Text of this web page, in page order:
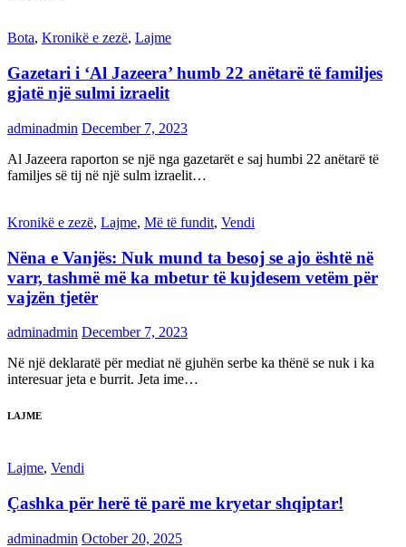
Bota, Kronikë e zezë, Lajme
Gazetari i ‘Al Jazeera’ humb 22 anëtarë të familjes
gjatë një sulmi izraelit
adminadmin December 7, 2023
Al Jazeera raporton se një nga gazetarët e saj humbi 22 anëtarë të
familjes së tij në një sulm izraelit…
Kronikë e zezë, Lajme, Më të fundit, Vendi
Nëna e Vanjës: Nuk mund ta besoj se ajo është në
varr, tashmë më ka mbetur të kujdesem vetëm për
vajzën tjetër
adminadmin December 7, 2023
Në një deklaratë për mediat në gjuhën serbe ka thënë se nuk i ka
interesuar jeta e burrit. Jeta ime…
LAJME
Lajme, Vendi
Çashka për herë të parë me kryetar shqiptar!
adminadmin October 20, 2025